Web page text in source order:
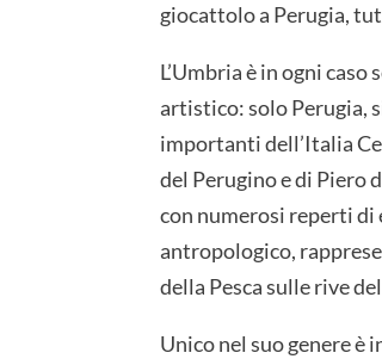
giocattolo a Perugia,
L’Umbria è in ogni
artistico: solo Perugia,
importanti dell’Italia
del Perugino e di Piero
con numerosi reperti di
antropologico,
della Pesca sulle rive
Unico nel suo genere è